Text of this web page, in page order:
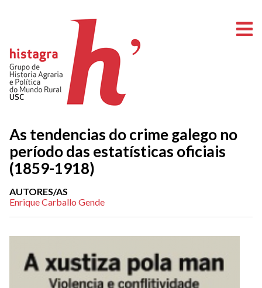
As tendencias do crime galego no
período das estatísticas oficiais
(1859-1918)
AUTORES/AS
Enrique Carballo Gende